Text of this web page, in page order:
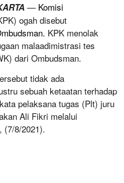
— Komisi
ogah disebut
KPK menolak
malaadimistrasi tes
dari Ombudsman.
tidak ada
sebuah ketaatan terhadap
pelaksana tugas (Plt) juru
Ali Fikri melalui
(7/8/2021).